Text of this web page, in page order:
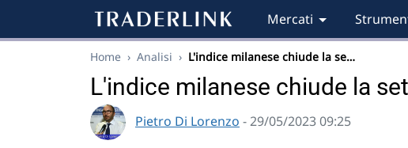
Mercati
Home › Analisi › L'indice milanese chiude la se…
L'indice milanese chiude la
Pietro Di Lorenzo - 29/05/2023 09:25